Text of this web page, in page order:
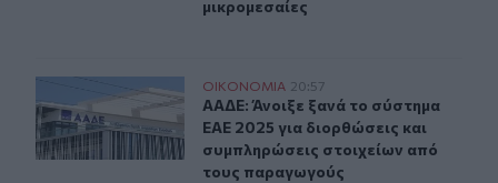
μικρομεσαίες
ΑΑΔΕ: Άνοιξε ξανά το σύστημα ΕΑΕ 2025 για
ΟΙΚΟΝΟΜΙΑ 20:57
ΑΑΔΕ: Άνοιξε ξανά το σύστημα ΕΑΕ
ΑΑΔΕ: Άνοιξε ξανά το σύστημα
ΕΑΕ 2025 για διορθώσεις και
συμπληρώσεις στοιχείων από
τους παραγωγούς